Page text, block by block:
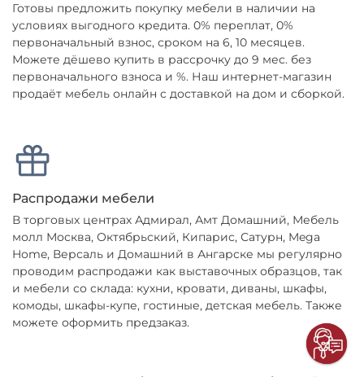
Готовы предложить покупку мебели в наличии на
условиях выгодного кредита. 0% переплат, 0%
первоначальный взнос, сроком на 6, 10 месяцев.
Можете дёшево купить в рассрочку до 9 мес. без
первоначального взноса и %. Наш интернет-магазин
продаёт мебель онлайн с доставкой на дом и сборкой.
Распродажи мебели
В торговых центрах Адмирал, Амт Домашний, Мебель
молл Москва, Октябрьский, Кипарис, Сатурн, Mega
Home, Версаль и Домашний в Ангарске мы регулярно
проводим распродажи как выставочных образцов, так
и мебели со склада: кухни, кровати, диваны, шкафы,
комоды, шкафы-купе, гостиные, детская мебель. Также
можете оформить предзаказ.